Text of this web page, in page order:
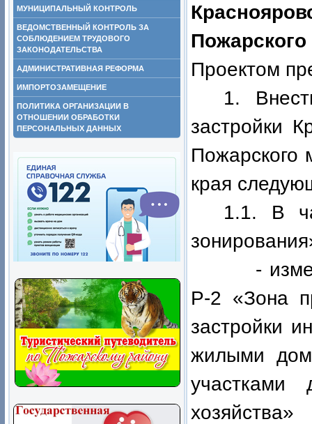
МУНИЦИПАЛЬНЫЙ КОНТРОЛЬ
ВЕДОМСТВЕННЫЙ КОНТРОЛЬ ЗА
СОБЛЮДЕНИЕМ ТРУДОВОГО
ЗАКОНОДАТЕЛЬСТВА
АДМИНИСТРАТИВНАЯ РЕФОРМА
ИМПОРТОЗАМЕЩЕНИЕ
ПОЛИТИКА ОРГАНИЗАЦИИ В
ОТНОШЕНИИ ОБРАБОТКИ
ПЕРСОНАЛЬНЫХ ДАННЫХ
Проектом
1.
застройки
Пожарского
края
1.1. В
-
Р-2 «Зона
застройки
жилыми
участками